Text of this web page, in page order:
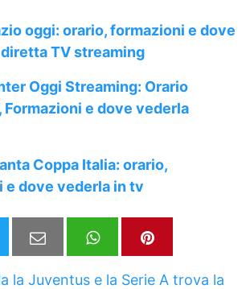
oggi: orario, formazioni e dove
TV streaming
Oggi Streaming: Orario
Formazioni e dove vederla
Coppa Italia: orario,
e dove vederla in tv
la Juventus e la Serie A trova la